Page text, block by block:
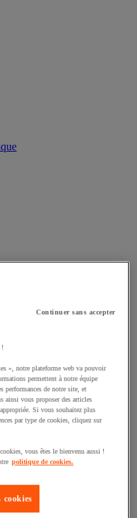
Continuer sans accepter
!
», notre plateforme web va pouvoir
permettent à notre équipe
performances de notre site, et
ainsi vous proposer des articles
Si vous souhaitez plus
par type de cookies, cliquez sur
vous êtes le bienvenu aussi !
politique de cookies.
cookies